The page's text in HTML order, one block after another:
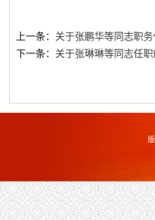
上一条： 关于张鹏华等同志职
下一条： 关于张琳琳等同志任职